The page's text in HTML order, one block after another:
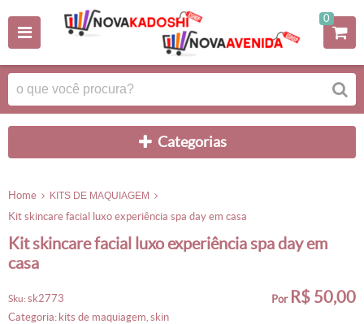
0
categorias
home KITS DE MAQUIAGEM
kit skincare facial luxo experiência spa day em casa
kit skincare facial luxo experiência spa day em
casa
sku: sk2773
categoria: kits de maquiagem skin
por R$ 50,00